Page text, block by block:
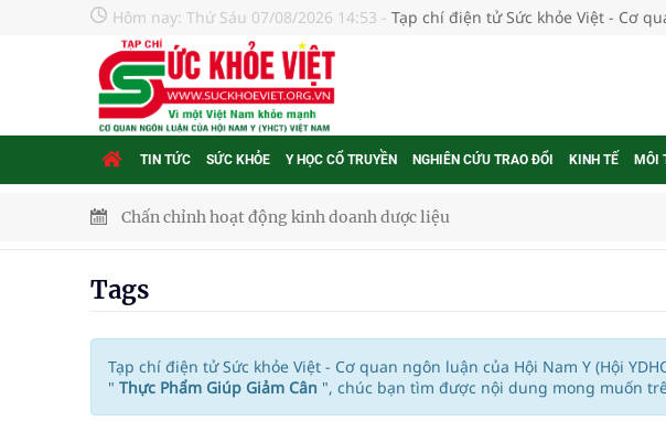
Hôm nay: Thứ Sáu 07/08/2026 14:53 - Tạp chí điện tử Sức khỏe Việt - Cơ
TIN TỨC SỨC KHỎE Y HỌC CỔ TRUYỀN NGHIÊN CỨU TRAO ĐỔI KINH TẾ MÔI
Chấn chỉnh hoạt động kinh doanh dược liệu
Quan Bằng Chứng Dược Lý Và Cơ Chế Phân Tử
Xây dựng bản đồ mạng lưới cấp cứu ngoại viện toàn quốc
Tags
Tạp chí điện tử Sức khỏe Việt - Cơ quan ngôn luận của Hội Nam Y (Hội
" Thực Phẩm Giúp Giảm Cân ", chúc bạn tìm được nội dung mong muốn